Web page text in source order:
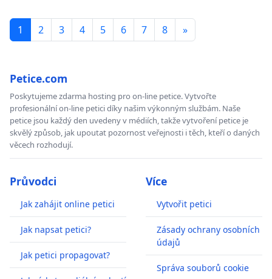
1 2 3 4 5 6 7 8 »
Petice.com
Poskytujeme zdarma hosting pro on-line petice. Vytvořte
profesionální on-line petici díky našim výkonným službám. Naše
petice jsou každý den uvedeny v médiích, takže vytvoření petice je
skvělý způsob, jak upoutat pozornost veřejnosti i těch, kteří o daných
věcech rozhodují.
Průvodci
Jak zahájit online petici
Jak napsat petici?
Jak petici propagovat?
Více
Vytvořit petici
Zásady ochrany osobních
údajů
Správa souborů cookie